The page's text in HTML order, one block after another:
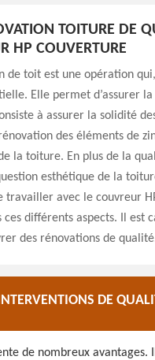
TOITURE DE
HP COUVERTURE
de toit est une opération
Elle permet d’assurer
à assurer la solidité
des éléments de
de la toiture. En plus de la
esthétique de la
travailler avec le couvreur
différents aspects. Il est
des rénovations de
DE
de nombreux avantages.